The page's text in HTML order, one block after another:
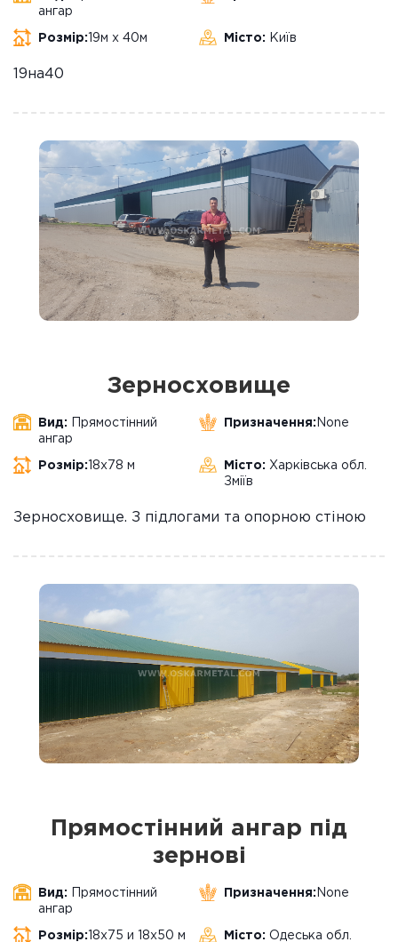
ангар
Розмір: 19м х 40м Місто: Київ
19на40
Зерносховище
Вид: Прямостінний
ангар
Призначення: None
Розмір: 18х78 м Місто: Харківська обл.
Зміїв
Зерносховище. З підлогами та опорною стіною
Прямостінний ангар під
зернові
Вид: Прямостінний
ангар
Призначення: None
Розмір: 18х75 и 18х50 м
Місто: Одеська обл.